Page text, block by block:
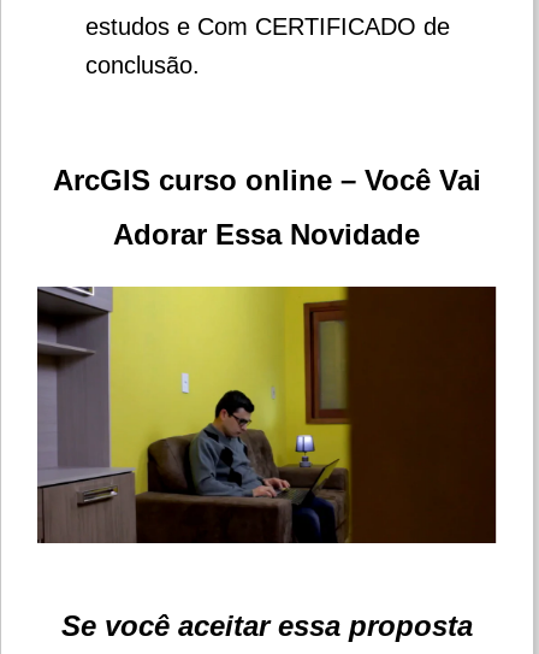
estudos e Com CERTIFICADO de
conclusão.
ArcGIS curso online – Você Vai
Adorar Essa Novidade
Se você aceitar essa proposta